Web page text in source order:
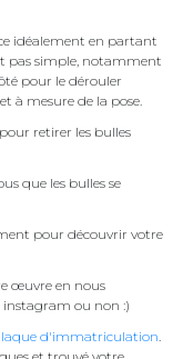
idéalement en partant
pas simple, notamment
pour le dérouler
à mesure de la pose.
retirer les bulles
que les bulles se
pour découvrir votre
œuvre en nous
instagram ou non :)
d'immatriculation.